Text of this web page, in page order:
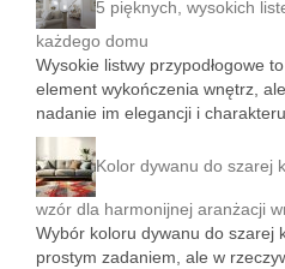
5 pięknych, wysokich
każdego domu
Wysokie listwy przypodłogowe
element wykończenia wnętrz,
nadanie im elegancji i
Kolor dywanu do szarej
wzór dla harmonijnej aranżacji
Wybór koloru dywanu do szarej
prostym zadaniem, ale w